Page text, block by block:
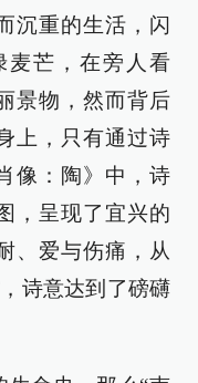
沉重的生活，闪
麦芒，在旁人看
景物，然而背后
上，只有通过诗
像：陶》中，诗
，呈现了宜兴的
、爱与伤痛，从
诗意达到了磅礴